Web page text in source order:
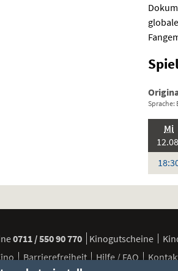
Sprache:
Mi
0711 / 550 90 770 Kinogutscheine
Barrierefreiheit Hilfe / FAQ